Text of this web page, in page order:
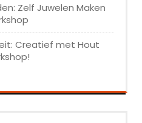
Zelf Juwelen Maken
Creatief met Hout